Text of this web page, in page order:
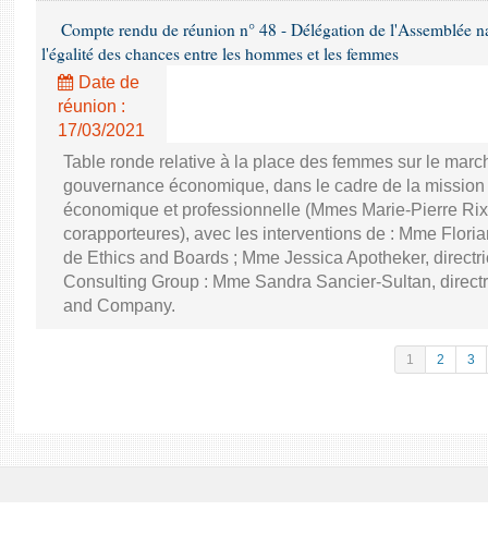
Compte rendu de réunion n° 48 - Délégation de l'Assemblée
l'égalité des chances entre les hommes et les femmes
Date de
réunion :
17/03/2021
Table ronde relative à la place des femmes sur le
gouvernance économique, dans le cadre de la
économique et professionnelle (Mmes Marie-Pierre
corapporteures), avec les interventions de : Mme
de Ethics and Boards ; Mme Jessica Apotheker,
Consulting Group : Mme Sandra Sancier-Sultan,
and Company.
1 2 3